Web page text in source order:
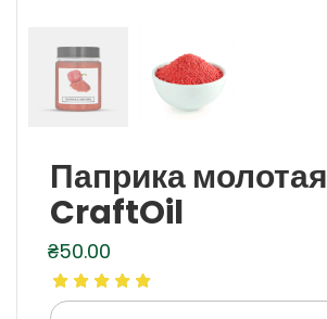
Паприка молотая
CraftOil
₴50.00